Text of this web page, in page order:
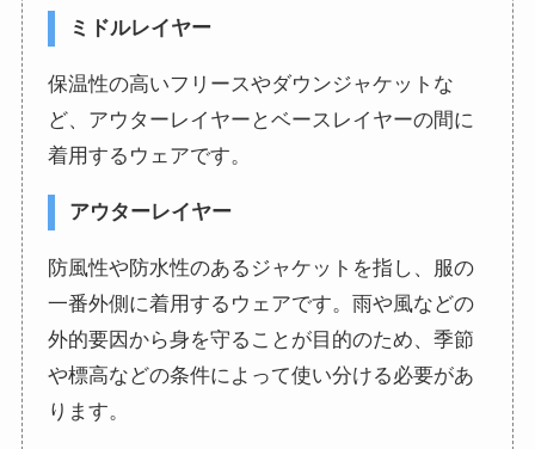
ミドルレイヤー
保温性の高いフリースやダウンジャケットな
ど、アウターレイヤーとベースレイヤーの間に
着用するウェアです。
アウターレイヤー
防風性や防水性のあるジャケットを指し、服の
一番外側に着用するウェアです。雨や風などの
外的要因から身を守ることが目的のため、季節
や標高などの条件によって使い分ける必要があ
ります。